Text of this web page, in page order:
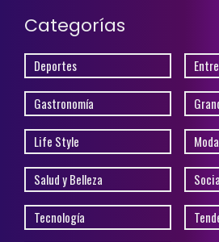
Categorías
Deportes
Gastronomía
Life Style Moda
Salud y Belleza
Tecnología